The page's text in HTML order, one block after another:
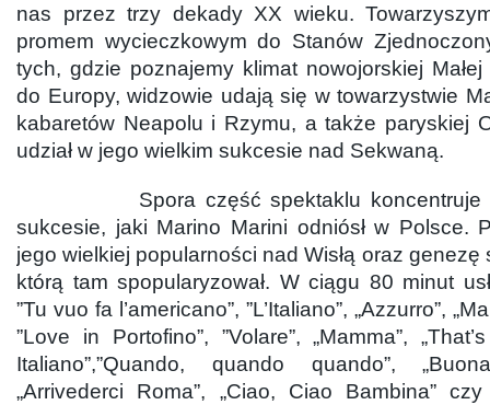
nas przez trzy dekady XX wieku.
promem wycieczkowym do Stanów
tych, gdzie poznajemy klimat nowojorskiej
do Europy, widzowie udają się w towarzystwie
kabaretów Neapolu i Rzymu, a także paryskiej
udział w jego wielkim sukcesie nad Sekwaną.
Spora część spektaklu koncentruje
sukcesie, jaki Marino Marini odniósł w Polsce.
jego wielkiej popularności nad Wisłą oraz genezę
którą tam spopularyzował. W ciągu 80 minut
”Tu vuo fa l’americano”, ”L’Italiano”, „Azzurro”,
”Love in Portofino”, ”Volare”, „Mamma”,
Italiano”,”Quando, quando quando”,
„Arrivederci Roma”, „Ciao, Ciao Bambina”